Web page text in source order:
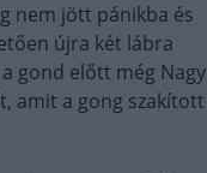
nem jött pánikba és
újra két lábra
gond előtt még Nagy
amit a gong szakított